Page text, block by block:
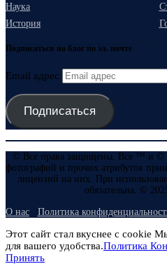
Наука
История
Подписаться на блог по эл. почте
Email адрес
Подписаться
© Все права защищены. Все ™ и ©
фотографий и прочих атрибутов
лицензий на них. При
обязательна. ©
О нас Политика
Этот сайт стал вкуснее с cookie
для вашего удобства.Политика
Принять